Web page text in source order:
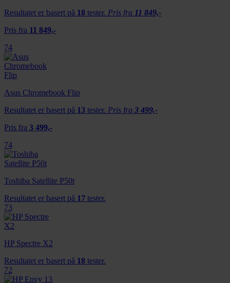
Resultatet er basert på 18 tester. Pris fra 11 849,-
Pris fra 11 849,-
74
Asus Chromebook Flip
Resultatet er basert på 13 tester. Pris fra 3 499,-
Pris fra 3 499,-
74
Toshiba Satellite P50t
Resultatet er basert på 17 tester.
73
HP Spectre X2
Resultatet er basert på 18 tester.
72